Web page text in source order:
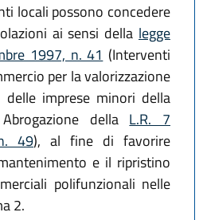
locali possono concedere
ai sensi della legge
1997, n. 41 (Interventi
per la valorizzazione
delle imprese minori della
della L.R. 7
49), al fine di favorire
e il ripristino
polifunzionali nelle
2.